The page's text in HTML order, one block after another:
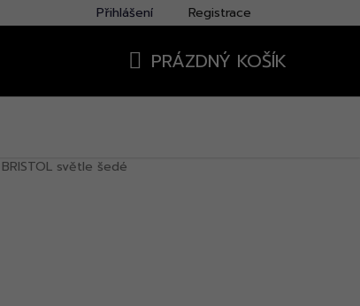
Přihlášení Registrace
PRÁZDNÝ KOŠÍK
světle šedé